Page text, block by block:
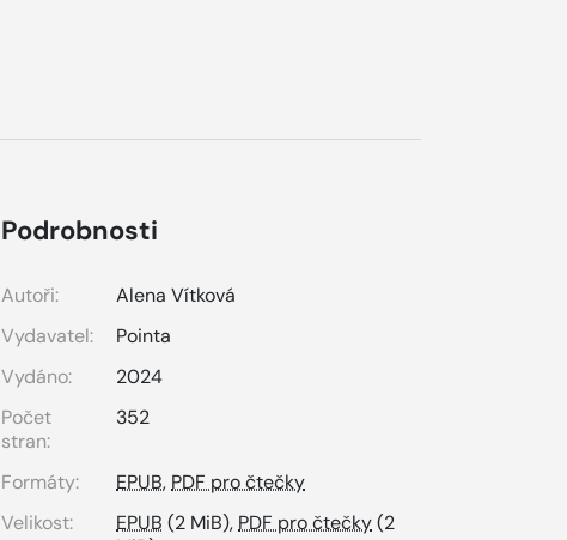
Podrobnosti
Autoři:
Alena Vítková
Vydavatel:
Pointa
Vydáno:
2024
Počet
stran:
352
Formáty: EPUB, PDF pro čtečky
Velikost:
EPUB (2 MiB), PDF pro čtečky(2